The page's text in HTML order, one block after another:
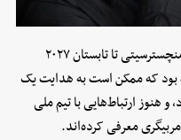
مطرح کرده است. در حالی که قرارداد او با منچسترسیتی تا تابستان ۲۰۲۷
بود که ممکن است به هدایت یک
هنوز ارتباط‌هایی با تیم ملی
معرفی کرده‌اند.